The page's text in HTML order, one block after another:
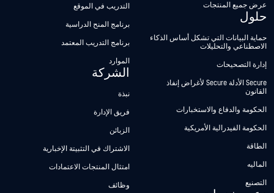
عرض جميع المنتجات
حلول
حماية البيانات التي تشكل أساس الذكاء
الاصطناعي والتحليلات
إدارة التصحيحات
Secure الأدلة Secure لأغراض إنفاذ
القانون
الحكومة والدفاع والاستخبارات
الحكومة الفيدرالية الأمريكية
الطاقة
الماليه
التصنيع
التدريب في الموقع
برنامج المنح الدراسية
برنامج التدريب المعتمد
الموارد
الشركة
نبذة
فريق الإدارة
الزبائن
الاشتراك في التثبيتة الإخبارية
امتثال المنتجات الاعتمادات
وظائف